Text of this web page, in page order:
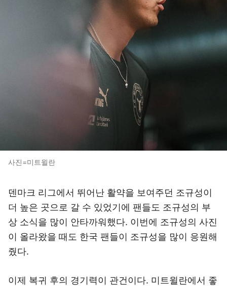
사진=미트윌란
덴마크 리그에서 뛰어난 활약을 보여주던 조규성이
더 높은 곳으로 갈 수 있었기에 팬들도 조규성의 부
상 소식을 많이 안타까워했다. 이번에 조규성의 사진
이 올라왔을 때도 한국 팬들이 조규성을 많이 응원해
줬다.
이제 복귀 후의 경기력이 관건이다. 미트윌란에서 좋